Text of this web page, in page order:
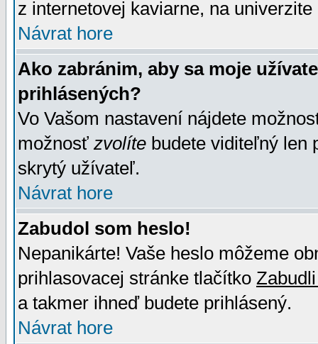
z internetovej kaviarne, na univerzite
Návrat hore
Ako zabránim, aby sa moje
prihlásených?
Vo Vašom nastavení nájdete
možnosť zvolíte budete viditeľný len
skrytý užívateľ.
Návrat hore
Zabudol som heslo!
Nepanikárte! Vaše heslo môžeme
prihlasovacej stránke tlačítko
a takmer ihneď budete prihlásený.
Návrat hore